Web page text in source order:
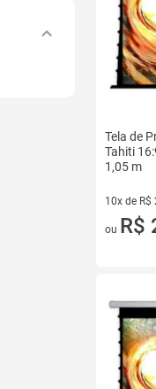
Tela de
Tahiti
1,05 m
10x de
10 vez de
ou R$